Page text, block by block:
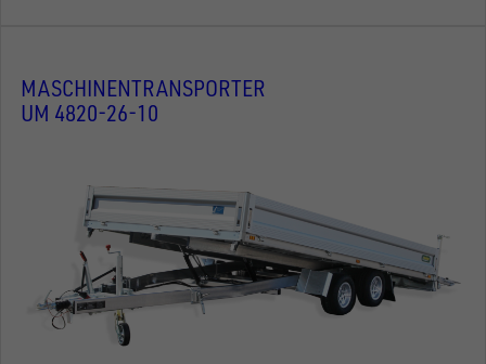
MASCHINENTRANSPORTER
UM 4820-26-10